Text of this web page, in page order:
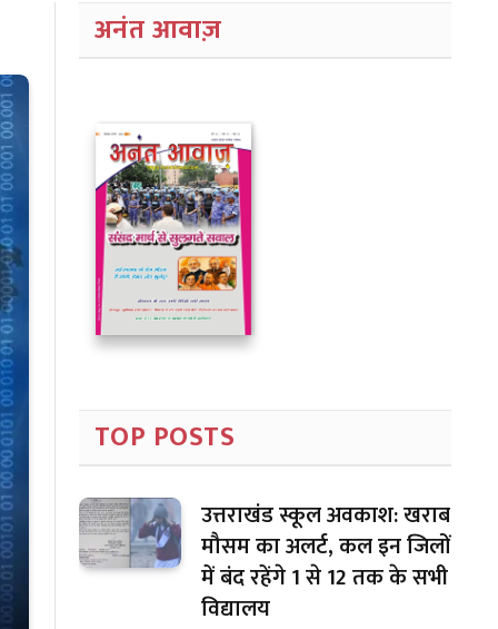
अनंत आवाज़
TOP POSTS
उत्तराखंड स्कूल अवकाश: खराब
मौसम का अलर्ट, कल इन जिलों
में बंद रहेंगे 1 से 12 तक के सभी
विद्यालय